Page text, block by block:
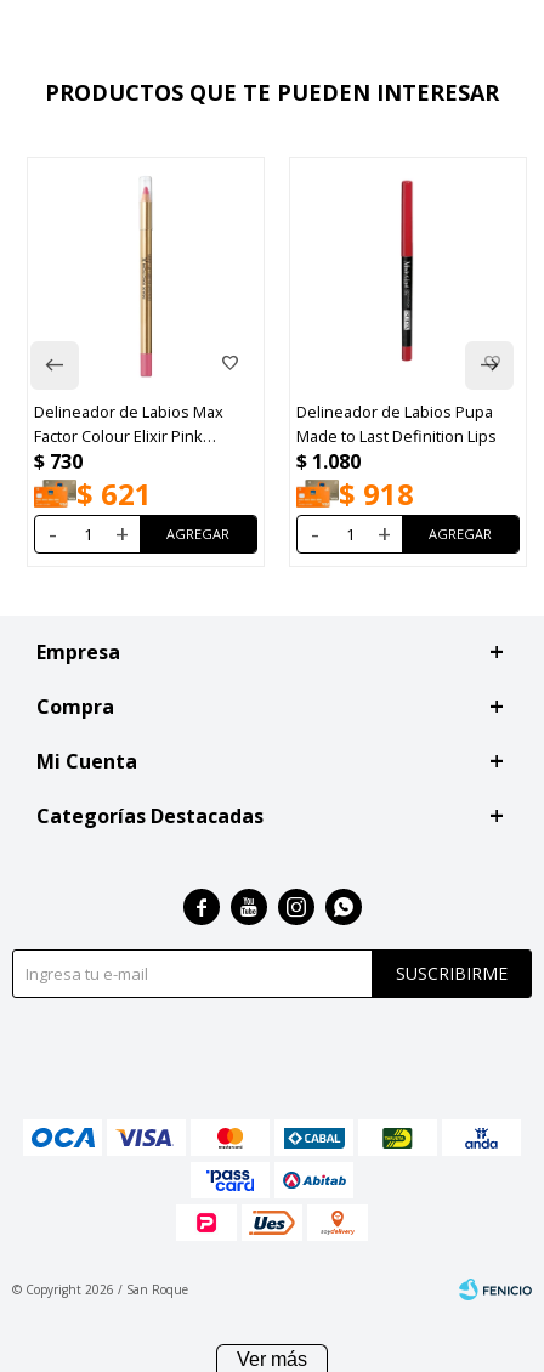
PRODUCTOS QUE TE PUEDEN INTERESAR
Max
Delineador de Labios Pupa
Made to Last Definition Lips
+
Lancome Lip Idole
$1.790
+
Empresa
Compra
Mi Cuenta
Categorías Destacadas
SUSCRIBIRME
   
© Copyright 2026 / San Roque
Ver más